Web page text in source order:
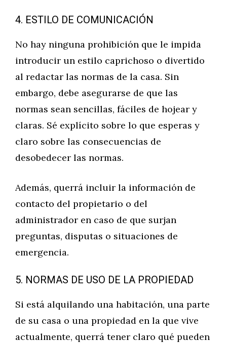
4. ESTILO DE COMUNICACIÓN
No hay ninguna prohibición que le impida
introducir un estilo caprichoso o divertido
al redactar las normas de la casa. Sin
embargo, debe asegurarse de que las
normas sean sencillas, fáciles de hojear y
claras. Sé explícito sobre lo que esperas y
claro sobre las consecuencias de
desobedecer las normas.
Además, querrá incluir la información de
contacto del propietario o del
administrador en caso de que surjan
preguntas, disputas o situaciones de
emergencia.
5. NORMAS DE USO DE LA PROPIEDAD
Si está alquilando una habitación, una parte
de su casa o una propiedad en la que vive
actualmente, querrá tener claro qué pueden